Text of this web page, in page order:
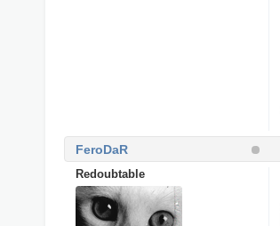
FeroDaR
Redoubtable